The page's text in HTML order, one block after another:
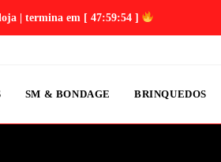
| termina em [ 47:59:53 ]
SM & BONDAGE BRINQUEDOS